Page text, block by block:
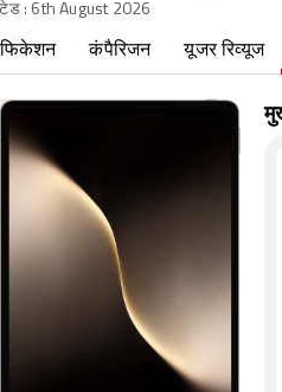
: 6th August 2026
कंपैरिजन यूजर रिव्यूज